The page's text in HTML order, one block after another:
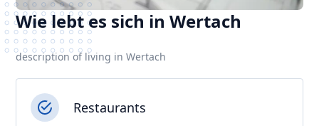
Wie lebt es sich in Wertach
description of living in Wertach
Restaurants